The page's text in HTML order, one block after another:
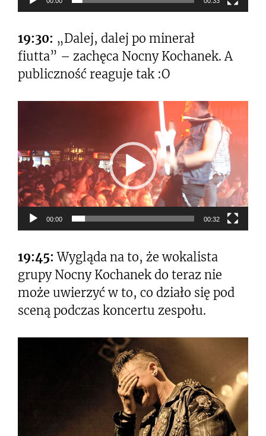
19:30: „Dalej, dalej po minerał
fiutta” – zachęca Nocny Kochanek. A
publiczność reaguje tak :O
00:00 00:32
19:45: Wygląda na to, że wokalista
grupy Nocny Kochanek do teraz nie
może uwierzyć w to, co działo się pod
sceną podczas koncertu zespołu.